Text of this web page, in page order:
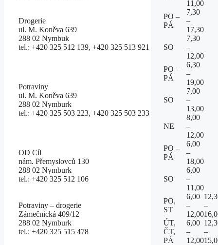
11,00
Drogerie
ul. M. Koněva 639
288 02 Nymbuk
tel.: +420 325 512 139, +420 325 513 921
PO –
PÁ
7,30
–
17,30
SO
7,30
–
12,00
Potraviny
ul. M. Koněva 639
288 02 Nymburk
tel.: +420 325 503 223, +420 325 503 233
PO –
PÁ
6,30
–
19,00
SO
7,00
–
13,00
NE
8,00
–
12,00
OD Cíl
nám. Přemyslovců 130
288 02 Nymburk
tel.: +420 325 512 106
PO –
PÁ
6,00
–
18,00
SO
6,00
–
11,00
Potraviny – drogerie
Zámečnická 409/12
288 02 Nymburk
tel.: +420 325 515 478
PO,
ST
6,00
–
12,00
–
ÚT,
ČT,
PÁ
6,00
–
12,00
–